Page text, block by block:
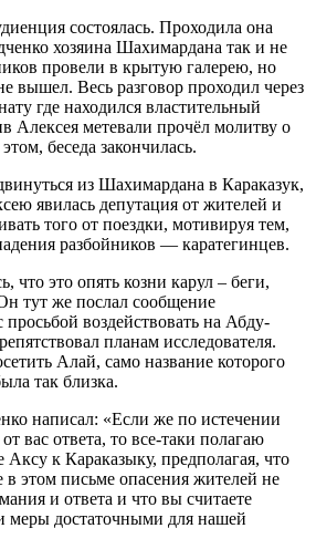
состоялась. Проходила она
хозяина Шахимардана так и не
провели в крытую галерею, но
вышел. Весь разговор проходил через
где находился властительный
Алексея метевали прочёл молитву о
беседа закончилась.
из Шахимардана в Караказук,
явилась депутация от жителей и
того от поездки, мотивируя тем,
разбойников — каратегинцев.
что это опять козни карул – беги,
тут же послал сообщение
просьбой воздействовать на Абду-
планам исследователя.
Алай, само название которого
так близка.
написал: «Если же по истечении
вас ответа, то все-таки полагаю
Аксу к Караказыку, предполагая, что
этом письме опасения жителей не
и ответа и что вы считаете
меры достаточными для нашей